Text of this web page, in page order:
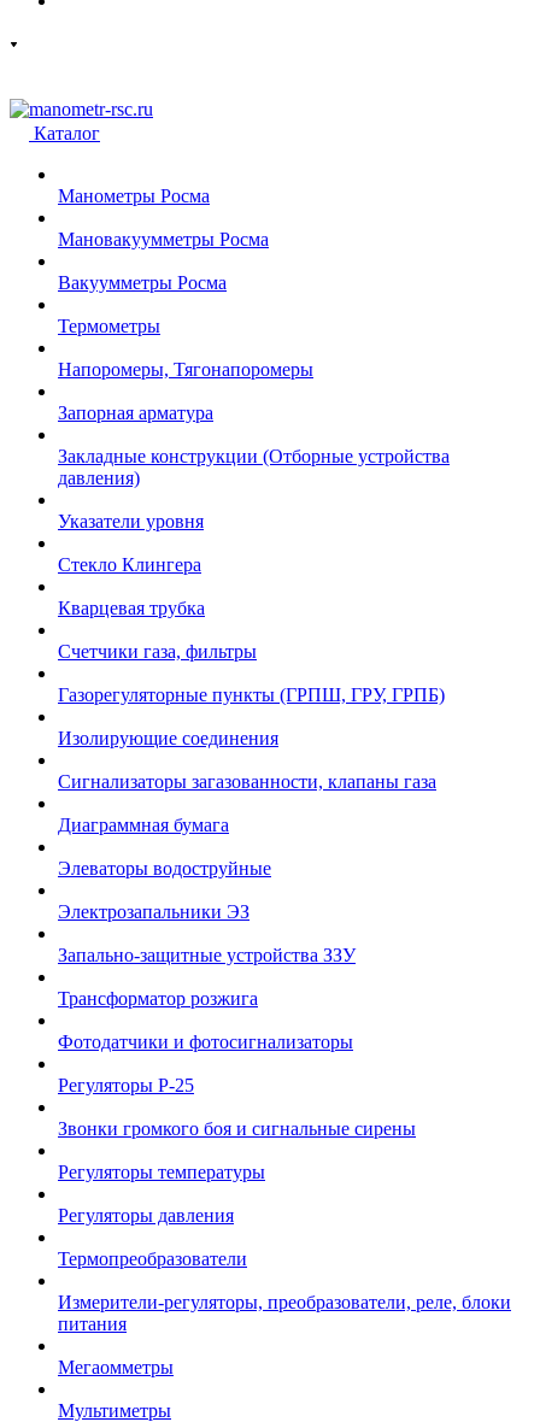
Каталог
Манометры Росма
Мановакуумметры Росма
Вакуумметры Росма
Термометры
Напоромеры, Тягонапоромеры
Запорная арматура
Закладные конструкции (Отборные устройства
давления)
Указатели уровня
Стекло Клингера
Кварцевая трубка
Счетчики газа, фильтры
Газорегуляторные пункты (ГРПШ, ГРУ, ГРПБ)
Изолирующие соединения
Сигнализаторы загазованности, клапаны газа
Диаграммная бумага
Элеваторы водоструйные
Электрозапальники ЭЗ
Запально-защитные устройства ЗЗУ
Трансформатор розжига
Фотодатчики и фотосигнализаторы
Регуляторы Р-25
Звонки громкого боя и сигнальные сирены
Регуляторы температуры
Регуляторы давления
Термопреобразователи
Измерители-регуляторы, преобразователи, реле, блоки
питания
Мегаомметры
Мультиметры